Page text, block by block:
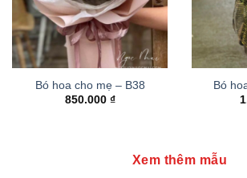
Bó hoa cho mẹ – B38
850.000 ₫
Bó
Xem thêm mẫu